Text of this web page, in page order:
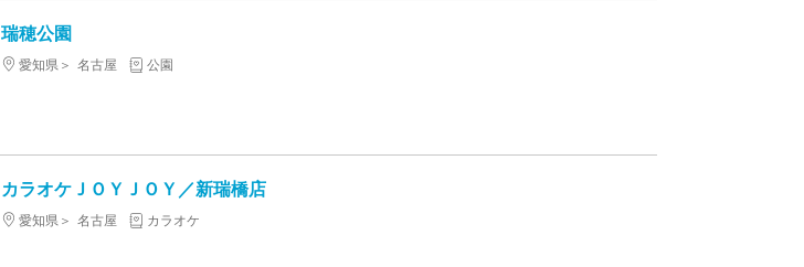
瑞穂公園
愛知県 名古屋 公園
カラオケＪＯＹＪＯＹ／新瑞橋店
愛知県 名古屋 カラオケ